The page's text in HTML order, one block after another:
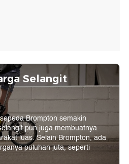
Selangit
Brompton semakin
pun juga membuatnya
luas. Selain Brompton, ada
puluhan juta, seperti